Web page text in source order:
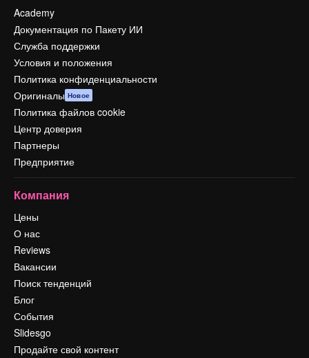
Academy
Документация по Пакету ИИ
Служба поддержки
Условия и положения
Политика конфиденциальности
Оригиналы Новое
Политика файлов cookie
Центр доверия
Партнеры
Предприятие
Компания
Цены
О нас
Reviews
Вакансии
Поиск тенденций
Блог
События
Slidesgo
Продайте свой контент